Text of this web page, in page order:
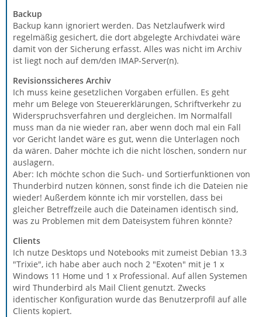
Backup
Backup kann ignoriert werden. Das Netzlaufwerk wird
regelmäßig gesichert, die dort abgelegte Archivdatei wäre
damit von der Sicherung erfasst. Alles was nicht im Archiv
ist liegt noch auf dem/den IMAP-Server(n).
Revisionssicheres Archiv
Ich muss keine gesetzlichen Vorgaben erfüllen. Es geht
mehr um Belege von Steuererklärungen, Schriftverkehr zu
Widerspruchsverfahren und dergleichen. Im Normalfall
muss man da nie wieder ran, aber wenn doch mal ein Fall
vor Gericht landet wäre es gut, wenn die Unterlagen noch
da wären. Daher möchte ich die nicht löschen, sondern nur
auslagern.
Aber: Ich möchte schon die Such- und Sortierfunktionen von
Thunderbird nutzen können, sonst finde ich die Dateien nie
wieder! Außerdem könnte ich mir vorstellen, dass bei
gleicher Betreffzeile auch die Dateinamen identisch sind,
was zu Problemen mit dem Dateisystem führen könnte?
Clients
Ich nutze Desktops und Notebooks mit zumeist Debian 13.3
"Trixie", ich habe aber auch noch 2 "Exoten" mit je 1 x
Windows 11 Home und 1 x Professional. Auf allen Systemen
wird Thunderbird als Mail Client genutzt. Zwecks
identischer Konfiguration wurde das Benutzerprofil auf alle
Clients kopiert.